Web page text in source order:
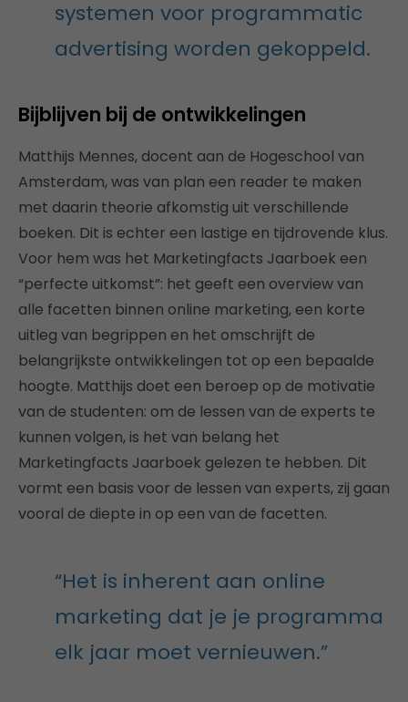
systemen voor programmatic
advertising worden gekoppeld.
Bijblijven bij de ontwikkelingen
Matthijs Mennes, docent aan de Hogeschool van
Amsterdam, was van plan een reader te maken
met daarin theorie afkomstig uit verschillende
boeken. Dit is echter een lastige en tijdrovende klus.
Voor hem was het Marketingfacts Jaarboek een
“perfecte uitkomst”: het geeft een overview van
alle facetten binnen online marketing, een korte
uitleg van begrippen en het omschrijft de
belangrijkste ontwikkelingen tot op een bepaalde
hoogte. Matthijs doet een beroep op de motivatie
van de studenten: om de lessen van de experts te
kunnen volgen, is het van belang het
Marketingfacts Jaarboek gelezen te hebben. Dit
vormt een basis voor de lessen van experts, zij gaan
vooral de diepte in op een van de facetten.
“Het is inherent aan online
marketing dat je je programma
elk jaar moet vernieuwen.”